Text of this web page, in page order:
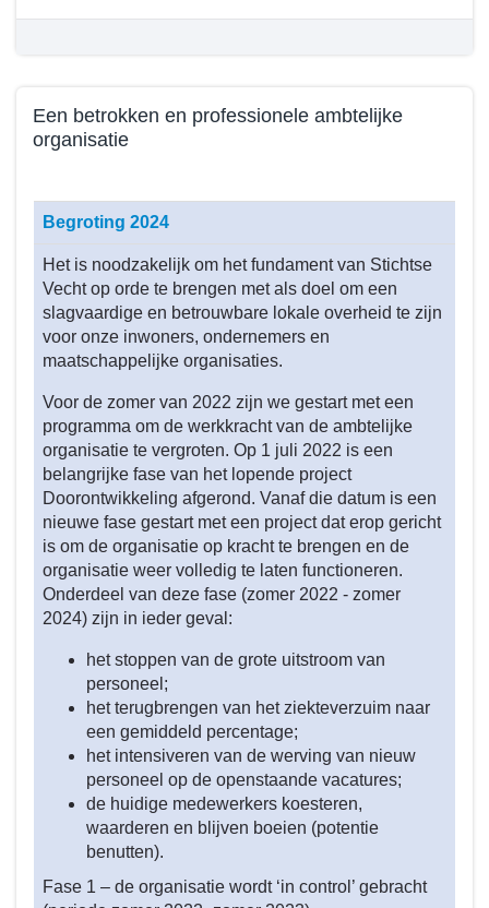
Een betrokken en professionele ambtelijke
organisatie
naar
navigatie
Beleid
programma
bereikt
2024?
Een
betrokken
professionele
ambtelijke
organisatie
Begroting 2024
Het is noodzakelijk om het fundament van Stichtse
Vecht op orde te brengen met als doel om een
slagvaardige en betrouwbare lokale overheid te zijn
voor onze inwoners, ondernemers en
maatschappelijke organisaties.
Voor de zomer van 2022 zijn we gestart met een
programma om de werkkracht van de ambtelijke
organisatie te vergroten. Op 1 juli 2022 is een
belangrijke fase van het lopende project
Doorontwikkeling afgerond. Vanaf die datum is een
nieuwe fase gestart met een project dat erop gericht
is om de organisatie op kracht te brengen en de
organisatie weer volledig te laten functioneren.
Onderdeel van deze fase (zomer 2022 - zomer
2024) zijn in ieder geval:
het stoppen van de grote uitstroom van
personeel;
het terugbrengen van het ziekteverzuim naar
een gemiddeld percentage;
het intensiveren van de werving van nieuw
personeel op de openstaande vacatures;
de huidige medewerkers koesteren,
waarderen en blijven boeien (potentie
benutten).
Fase 1 – de organisatie wordt ‘in control’ gebracht